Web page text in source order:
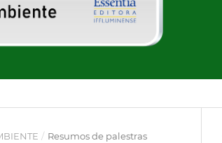
/ Resumos de palestras